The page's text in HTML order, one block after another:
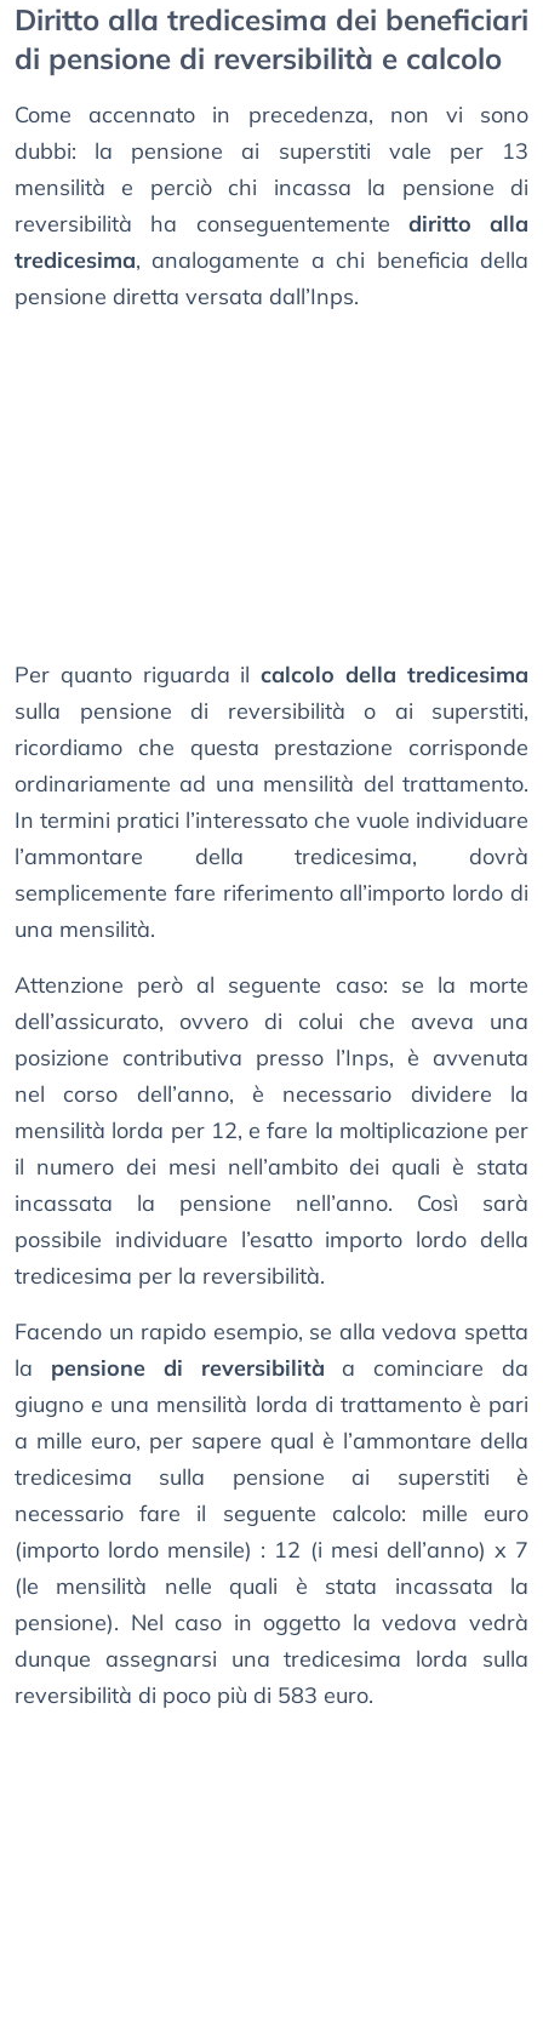
Diritto alla tredicesima dei beneficiari
di pensione di reversibilità e calcolo
Come accennato in precedenza, non vi sono
dubbi: la pensione ai superstiti vale per 13
mensilità e perciò chi incassa la pensione di
reversibilità ha conseguentemente diritto alla
tredicesima, analogamente a chi beneficia della
pensione diretta versata dall’Inps.
Per quanto riguarda ilcalcolo della tredicesima
sulla pensione di reversibilità o ai superstiti,
ricordiamo che questa prestazione corrisponde
ordinariamente ad una mensilità del trattamento.
In termini pratici l’interessato che vuole individuare
l’ammontare della tredicesima, dovrà
semplicemente fare riferimento all’importo lordo di
una mensilità.
Attenzione però al seguente caso: se la morte
dell’assicurato, ovvero di colui che aveva una
posizione contributiva presso l’Inps, è avvenuta
nel corso dell’anno, è necessario dividere la
mensilità lorda per 12, e fare la moltiplicazione per
il numero dei mesi nell’ambito dei quali è stata
incassata la pensione nell’anno. Così sarà
possibile individuare l’esatto importo lordo della
tredicesima per la reversibilità.
Facendo un rapido esempio, se alla vedova spetta
la pensione di reversibilità a cominciare da
giugno e una mensilità lorda di trattamento è pari
a mille euro, per sapere qual è l’ammontare della
tredicesima sulla pensione ai superstiti è
necessario fare il seguente calcolo: mille euro
(importo lordo mensile) : 12 (i mesi dell’anno) x 7
(le mensilità nelle quali è stata incassata la
pensione). Nel caso in oggetto la vedova vedrà
dunque assegnarsi una tredicesima lorda sulla
reversibilità di poco più di 583 euro.